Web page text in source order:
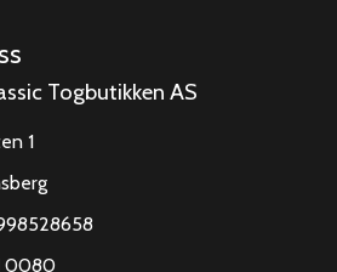
Togbutikken AS
1
0080